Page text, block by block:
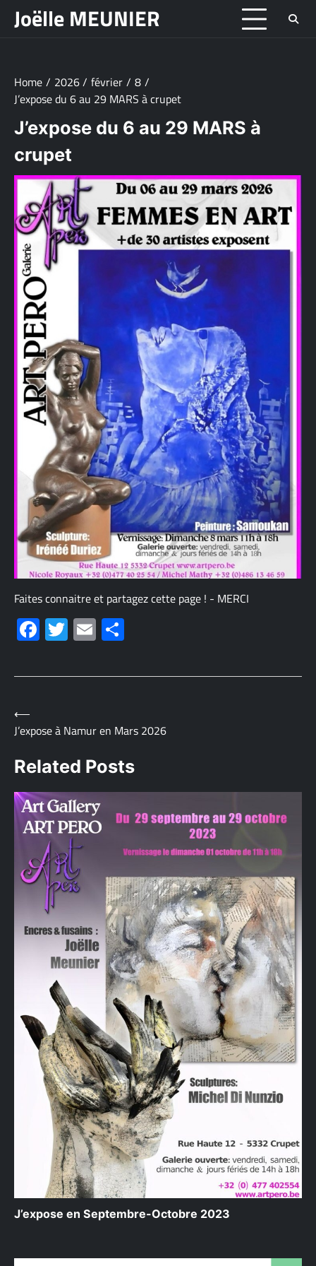
SkipJoëlle MEUNIER
Home 2026 février
8
J’expose du 6 au 29 MARS à crupet
J’expose du 6 au 29 MARS à
crupet
Faites connaitre et partagez cette page ! - MERCI
Facebook
Twitter
Email
Navigation
de
l’article
⟵
J’expose à Namur en Mars 2026
Related Posts
J’expose en Septembre-Octobre 2023